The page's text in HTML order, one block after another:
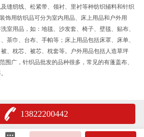
缝纫线、松紧带、领衬、里衬等种纺织辅料和针织
饰用纺织品可分为室内用品、床上用品和户外用
室用品，如：地毯、沙发套、椅子、壁毯、贴布、
茶巾、台布、手帕等；床上用品包括床罩、床单、
、枕芯、被芯、枕套等。户外用品包括人造草坪
围广，针织品批发的品种很多，常见的有蓬盖布、
13822200442